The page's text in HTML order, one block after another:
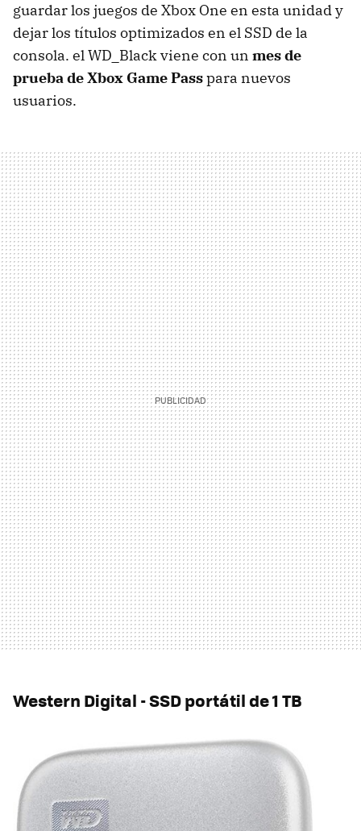
guardar los juegos de Xbox One en esta unidad y
dejar los títulos optimizados en el SSD de la
consola. el WD_Black viene con un mes de
prueba de Xbox Game Passpara nuevos
usuarios.
Western Digital - SSD portátil de 1 TB